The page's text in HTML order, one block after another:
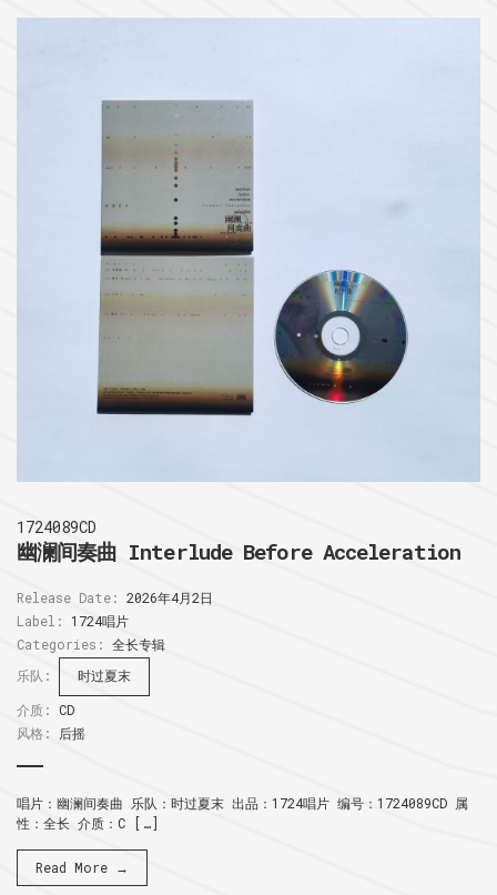
1724089CD
幽澜间奏曲 Interlude Before Acceleration
Release Date: 2026年4月2日
Label:
1724唱片
Categories: 全长专辑
乐队:
时过夏末
介质: CD
风格:
后摇
唱片：幽澜间奏曲 乐队：时过夏末 出品：1724唱片 编号：1724089CD 属
性：全长 介质：C […]
Read More →